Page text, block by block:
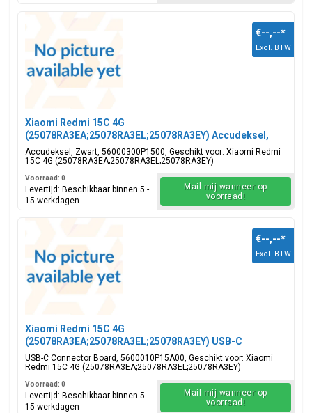
Xiaomi Redmi 15C 4G
(25078RA3EA;25078RA3EL;25078RA3EY) Accudeksel,
Zwart, 56000300P1500
Accudeksel, Zwart, 56000300P1500, Geschikt voor: Xiaomi Redmi
15C 4G (25078RA3EA;25078RA3EL;25078RA3EY)
€--,--*
Excl. BTW
Voorraad: 0
Levertijd: Beschikbaar binnen 5 -
15 werkdagen
Mail mij wanneer op
voorraad!
Xiaomi Redmi 15C 4G
(25078RA3EA;25078RA3EL;25078RA3EY) USB-C
Connector Board, 5600010P15A00
USB-C Connector Board, 5600010P15A00, Geschikt voor: Xiaomi
Redmi 15C 4G (25078RA3EA;25078RA3EL;25078RA3EY)
€--,--*
Excl. BTW
Voorraad: 0
Levertijd: Beschikbaar binnen 5 -
15 werkdagen
Mail mij wanneer op
voorraad!